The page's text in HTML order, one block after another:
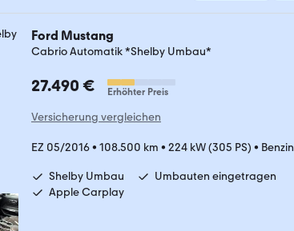
Ford Mustang
Cabrio Automatik *Shelby Umbau*
27.490 € Erhöhter Preis
Versicherung vergleichen
EZ 05/2016• 108.500 km • 224 kW (305 PS) • Benzin
Shelby Umbau
Umbauten eingetragen
Apple Carplay